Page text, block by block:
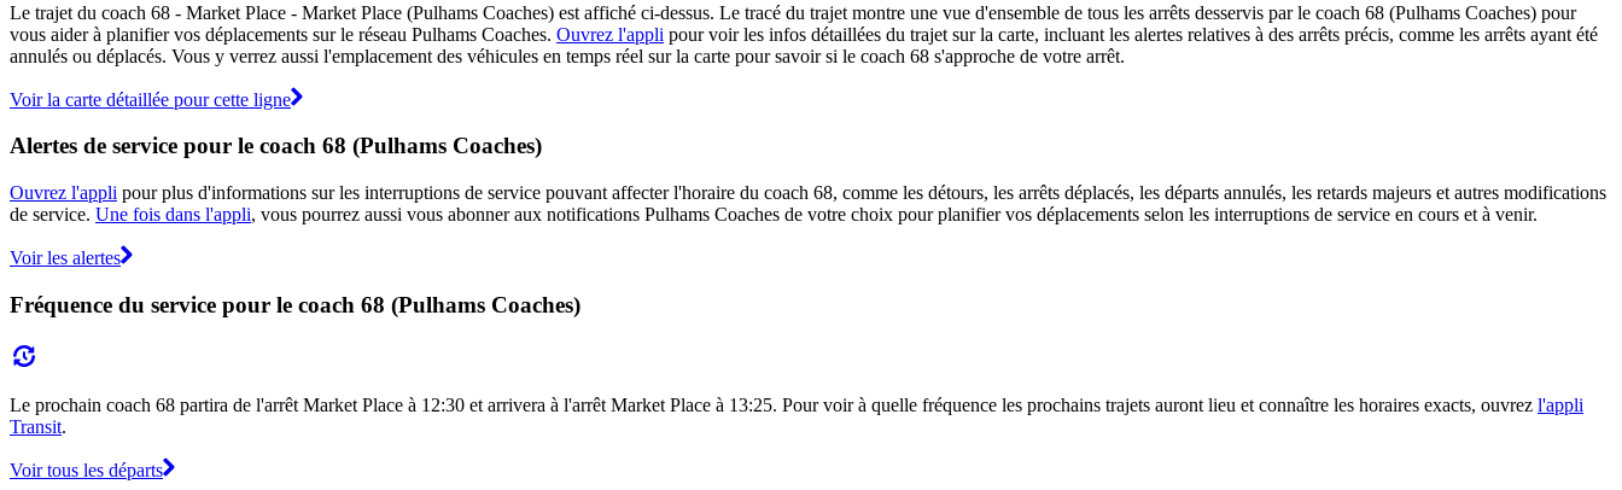
Le trajet du coach 68 - Market Place - Market Place (Pulhams Coaches) est affiché ci-dessus. Le tracé du trajet montre une vue d'ensemble de tous les arrêts desservis par le coach 68 (Pulhams Coaches) pour
vous aider à planifier vos déplacements sur le réseau Pulhams Coaches. Ouvrez l'appli pour voir les infos détaillées du trajet sur la carte, incluant les alertes relatives à des arrêts précis, comme les arrêts ayant été
annulés ou déplacés. Vous y verrez aussi l'emplacement des véhicules en temps réel sur la carte pour savoir si le coach 68 s'approche de votre arrêt.
Voir la carte détaillée pour cette ligne
Alertes de service pour le coach 68 (Pulhams Coaches)
Ouvrez l'appli pour plus d'informations sur les interruptions de service pouvant affecter l'horaire du coach 68, comme les détours, les arrêts déplacés, les départs annulés, les retards majeurs et autres modifications
de service. Une fois dans l'appli, vous pourrez aussi vous abonner aux notifications Pulhams Coaches de votre choix pour planifier vos déplacements selon les interruptions de service en cours et à venir.
Voir les alertes
Fréquence du service pour le coach 68 (Pulhams Coaches)
Le prochain coach 68 partira de l'arrêt Market Place à 12:30 et arrivera à l'arrêt Market Place à 13:25. Pour voir à quelle fréquence les prochains trajets auront lieu et connaître les horaires exacts, ouvrez l'appli
Transit.
Voir tous les départs